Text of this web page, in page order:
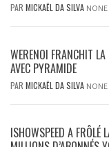
PAR MICKAËL DA SILVA NONE
WERENOI FRANCHIT
AVEC PYRAMIDE
PAR MICKAËL DA SILVA NONE
ISHOWSPEED A FRÔLÉ